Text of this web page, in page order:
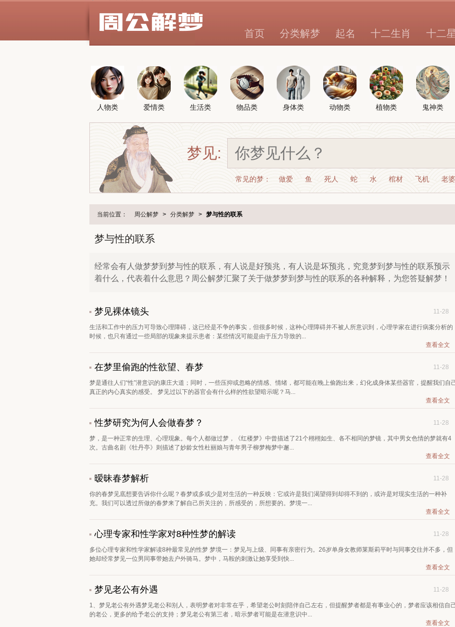
首页 分类解梦 起名 十二生肖 十二
人物类 爱情类 生活类 物品类 身体类 动物类 植物类 鬼神类
梦见:
常见的梦： 做爱 鱼 死人 蛇 水 棺材 飞机 老婆
当前位置： 周公解梦 > 分类解梦 > 梦与性的联系
梦与性的联系
经常会有人做梦梦到梦与性的联系，有人说是好预兆，有人说是坏预兆，究竟梦到梦与性的联系预示
着什么，代表着什么意思？周公解梦汇聚了关于做梦梦到梦与性的联系的各种解释，为您答疑解梦！
梦见裸体镜头 11-28
生活和工作中的压力可导致心理障碍，这已经是不争的事实，但很多时候，这种心理障碍并不被人所意识到，心理学家在进行病案分析的
时候，也只有通过一些局部的现象来提示患者：某些情况可能是由于压力导致的...
查看全文
在梦里偷跑的性欲望、春梦 11-28
梦是通往人们“性”潜意识的康庄大道；同时，一些压抑或忽略的情感、情绪，都可能在晚上偷跑出来，幻化成身体某些器官，提醒我们自
真正的内心真实的感受。 梦见过以下的器官会有什么样的性欲望暗示呢？马...
查看全文
性梦研究为何人会做春梦？ 11-28
梦，是一种正常的生理、心理现象。每个人都做过梦，《红楼梦》中曾描述了21个栩栩如生、各不相同的梦镜，其中男女色情的梦就有4
次。古曲名剧《牡丹亭》则描述了妙龄女性杜丽娘与青年男子柳梦梅梦中邂...
查看全文
暧昧春梦解析 11-28
你的春梦见底想要告诉你什么呢？春梦或多或少是对生活的一种反映：它或许是我们渴望得到却得不到的，或许是对现实生活的一种补
充。我们可以透过所做的春梦来了解自己所关注的，所感受的，所想要的。梦境一...
查看全文
心理专家和性学家对8种性梦的解读 11-28
多位心理专家和性学家解读8种最常见的性梦 梦境一：梦见与上级、同事有亲密行为。26岁单身女教师莱斯莉平时与同事交往并不多，但
她却经常梦见一位男同事带她去户外骑马。梦中，马鞍的刺激让她享受到快...
查看全文
梦见老公有外遇 11-28
1、梦见老公有外遇梦见老公和别人，表明梦者对非常在乎，希望老公时刻陪伴自己左右，但提醒梦者都是有事业心的，梦者应该相信自
的老公，更多的给予老公的支持；梦见老公有第三者，暗示梦者可能是在潜意识中...
查看全文